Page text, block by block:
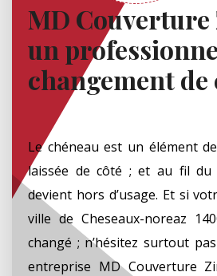
MD
un
changement de
Le chéneau est un élément
laissée de côté ; et au fil du
devient hors d’usage. Et si
ville de Cheseaux-noreaz
changé ; n’hésitez surtout
entreprise MD Couverture